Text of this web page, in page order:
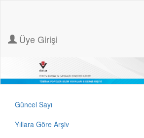
Üye Girişi
Güncel Sayı
Yıllara Göre Arşiv